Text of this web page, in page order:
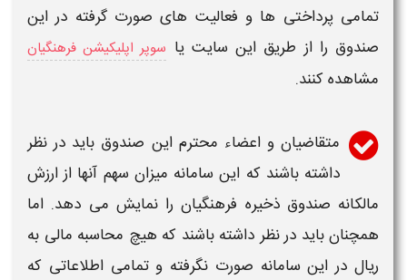
تمامی پرداختی ها و فعالیت های صورت گرفته در این
صندوق را از طریق این سایت یا سوپر اپلیکیشن فرهنگیان
مشاهده کنند.
متقاضیان و اعضاء محترم این صندوق باید در نظر
داشته باشند که این سامانه میزان سهم آنها ازارزش
مالکانه صندوق ذخیره فرهنگیانرا نمایش می دهد. اما
همچنان باید در نظر داشته باشند که هیچ محاسبه مالی به
ریال در این سامانه صورت نگرفته و تمامی اطلاعاتی که